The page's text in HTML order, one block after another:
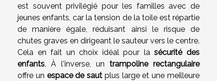
est souvent privilégié pour les familles avec de
jeunes enfants, car la tension de la toile est répartie
de manière égale, réduisant ainsi le risque de
chutes graves en dirigeant le sauteur vers le centre.
Cela en fait un choix idéal pour lasécurité des
enfants. À l'inverse, un trampoline rectangulaire
offre un espace de saut plus large et une meilleure